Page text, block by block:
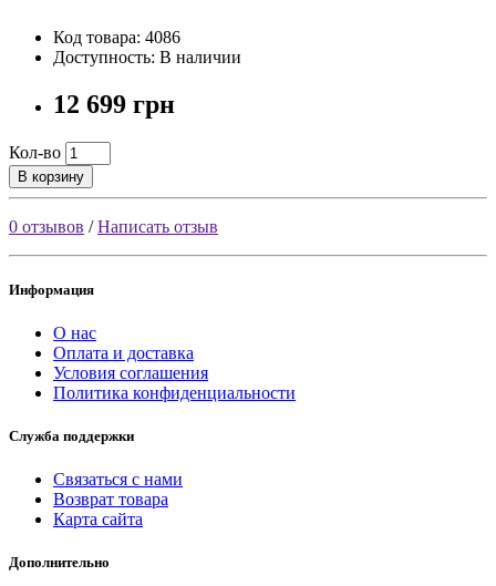
Код товара: 4086
Доступность: В наличии
12 699 грн
Кол-во
В корзину
0 отзывов /Написать отзыв
Информация
О нас
Оплата и доставка
Условия соглашения
Политика конфиденциальности
Служба поддержки
Связаться с нами
Возврат товара
Карта сайта
Дополнительно